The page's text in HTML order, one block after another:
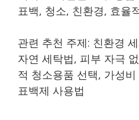
표백, 청소, 친환경, 효율
관련 추천 주제: 친환경
자연 세탁법, 피부 자극
적 청소용품 선택, 가성
표백제 사용법